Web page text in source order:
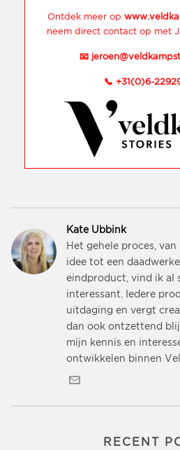
Ontdek meer op
neem direct contact op met
📧
📞 +31(0)6-
Kate Ubbink
Het gehele proces,
idee tot een
eindproduct, vind ik al
interessant. Iedere
uitdaging en vergt
dan ook ontzettend
mijn kennis en
ontwikkelen binnen
RECENT